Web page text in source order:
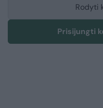
Rodyti
Prisijungti